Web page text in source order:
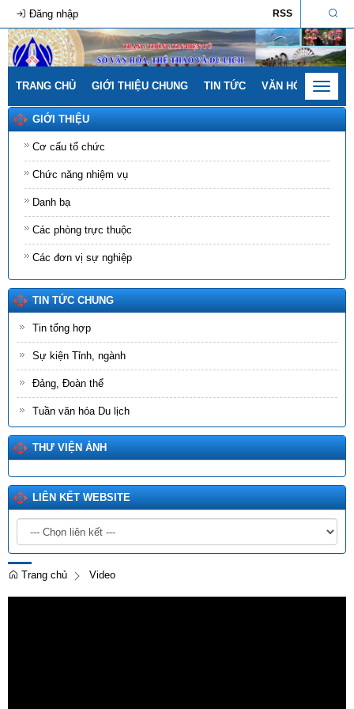
RSS
Đăng nhập
TRANG CHỦ GIỚI THIỆU CHUNG TIN TỨC VĂN HÓA - GIA
Toggle
GIỚI THIỆU
Cơ cấu tổ chức
Chức năng nhiệm vụ
Danh bạ
Các phòng trực thuộc
Các đơn vị sự nghiệp
TIN TỨC CHUNG
Tin tổng hợp
Sự kiện Tỉnh, ngành
Đảng, Đoàn thể
Tuần văn hóa Du lịch
THƯ VIỆN ẢNH
LIÊN KẾT WEBSITE
Trang chủ Video